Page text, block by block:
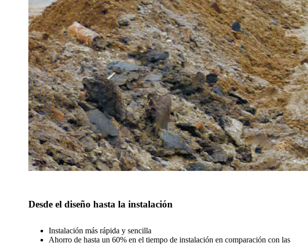
Desde el diseño hasta la instalación
Instalación más rápida y sencilla
Ahorro de hasta un 60% en el tiempo de instalación en comparación con las